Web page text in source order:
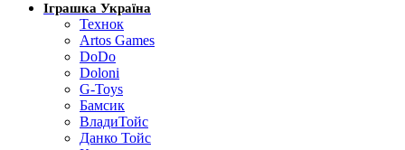
Іграшка Україна
Технок
Artos Games
DoDo
Doloni
G-Toys
Бамсик
ВладиТойс
Данко Тойс